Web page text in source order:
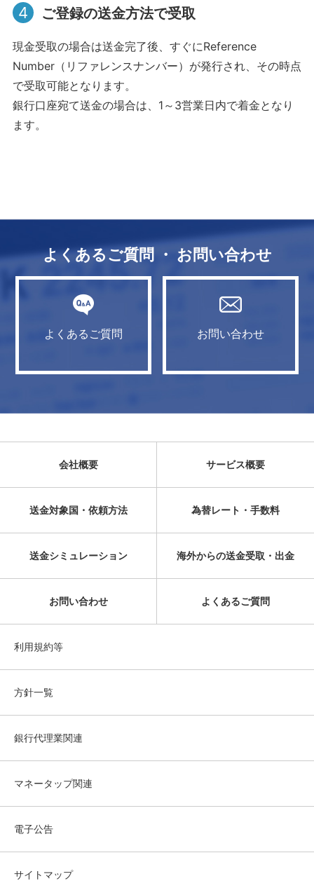
4 ご登録の送金方法で受取
現金受取の場合は送金完了後、すぐにReference
Number（リファレンスナンバー）が発行され、その時点
で受取可能となります。
銀行口座宛て送金の場合は、1～3営業日内で着金となり
ます。
よくあるご質問 ・ お問い合わせ
よくあるご質問 お問い合わせ
会社概要 サービス概要
送金対象国・依頼方法 為替レート・手数料
送金シミュレーション 海外からの送金受取・出金
お問い合わせ よくあるご質問
利用規約等
方針一覧
銀行代理業関連
マネータップ関連
電子公告
サイトマップ